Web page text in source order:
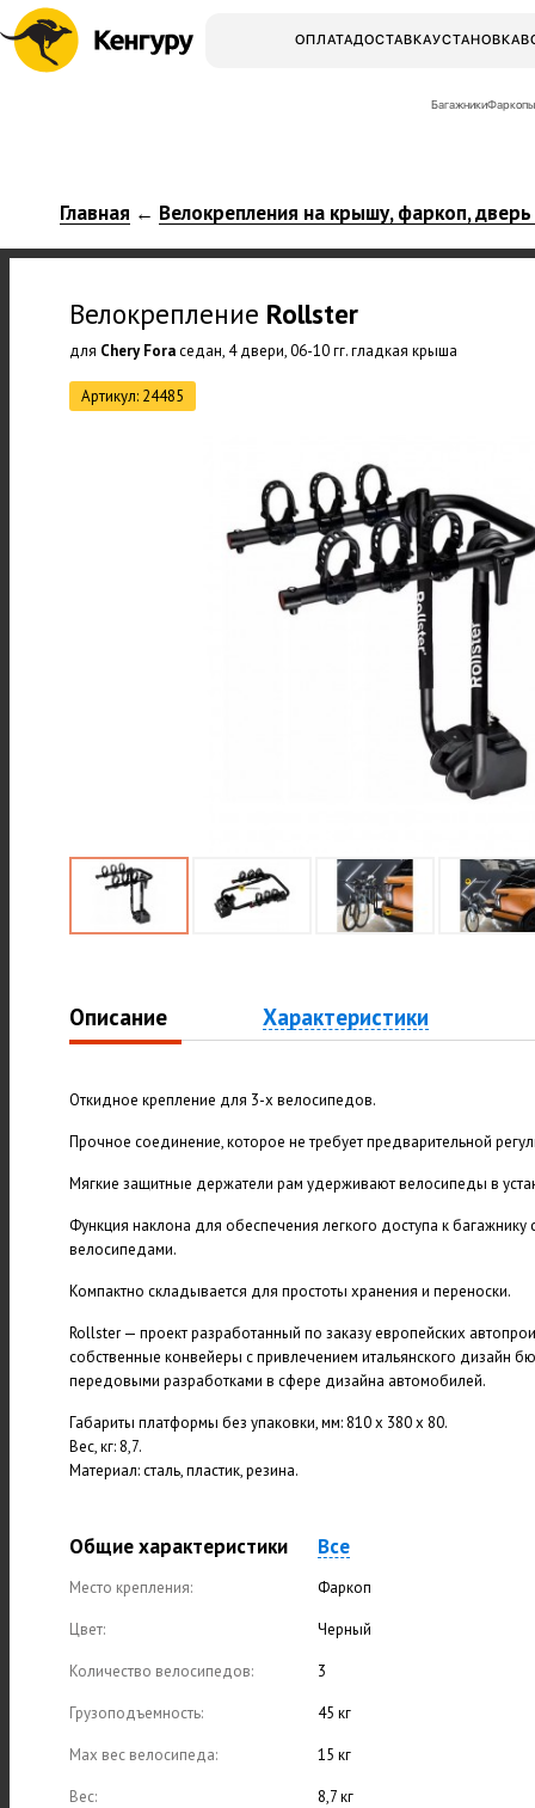
ОПЛАТАДОСТАВКАУСТАНОВКА
БагажникиФаркопы
Главная ← Велокрепления на крышу, фаркоп, дверь
Велокрепление Rollster
для Chery Foraседан, 4 двери, 06-10 гг. гладкая крыша
Артикул: 24485
Описание Характеристики
Откидное крепление для 3-х велосипедов.
Прочное соединение, которое не требует предварительной
Мягкие защитные держатели рам удерживают велосипеды в
Функция наклона для обеспечения легкого доступа к багажнику
велосипедами.
Компактно складывается для простоты хранения и переноски.
Rollster — проект разработанный по заказу европейских
собственные конвейеры с привлечением итальянского дизайн
передовыми разработками в сфере дизайна автомобилей.
Габариты платформы без упаковки, мм: 810 х 380 х 80.
Вес, кг: 8,7.
Материал: сталь, пластик, резина.
Общие характеристики Все
Место крепления: Фаркоп
Цвет: Черный
Количество велосипедов: 3
Грузоподъемность: 45 кг
Max вес велосипеда: 15 кг
Вес: 8,7 кг